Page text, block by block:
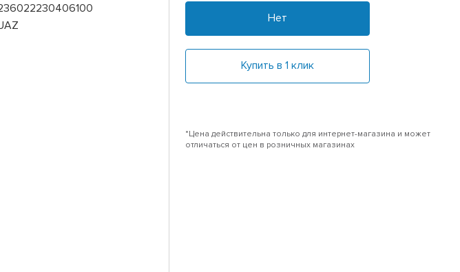
Нет
Купить в 1 клик
*Цена действительна только для интернет-магазина и может
отличаться от цен в розничных магазинах